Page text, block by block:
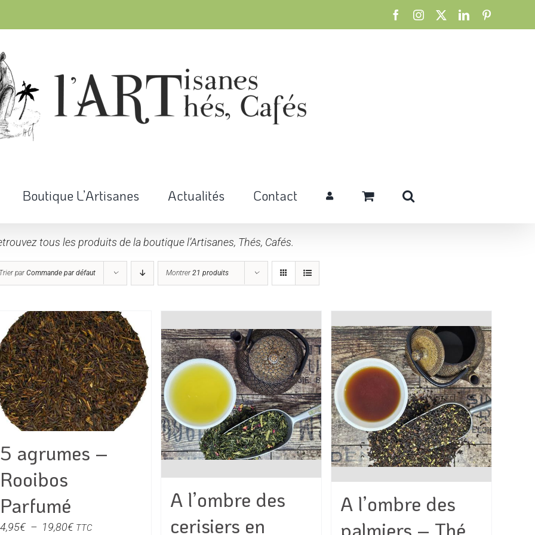
FacebookInstagram LinkedIn
Boutique L’Artisanes Actualités Contact
tous les produits de la boutique l’Artisanes, Thés, Cafés.
Trier parCommande par défaut Montrer21 produits
5 agrumes –
Rooibos
Parfumé
4,95€ – 19,80€Plage
TTC
A l’ombre des
cerisiers en
A l’ombre des
palmiers – Thé